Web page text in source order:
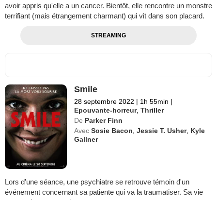
avoir appris qu'elle a un cancer. Bientôt, elle rencontre un monstre
terrifiant (mais étrangement charmant) qui vit dans son placard.
STREAMING
Smile
28 septembre 2022 | 1h 55min |
Epouvante-horreur,Thriller
De Parker Finn
Avec Sosie Bacon ,Jessie T. Usher, Kyle
Gallner
Lors d'une séance, une psychiatre se retrouve témoin d'un
événement concernant sa patiente qui va la traumatiser. Sa vie